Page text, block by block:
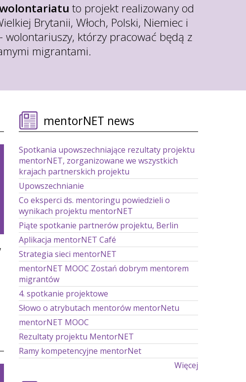
to projekt realizowany od
Brytanii, Włoch, Polski, Niemiec i
którzy pracować będą z
migrantami.
mentorNET news
Spotkania upowszechniające rezultaty projektu
mentorNET, zorganizowane we wszystkich
krajach partnerskich projektu
Upowszechnianie
Co eksperci ds. mentoringu powiedzieli o
wynikach projektu mentorNET
Piąte spotkanie partnerów projektu, Berlin
Aplikacja mentorNET Café
Strategia sieci mentorNET
mentorNET MOOC Zostań dobrym mentorem
migrantów
4. spotkanie projektowe
Słowo o atrybutach mentorów mentorNetu
mentorNET MOOC
Rezultaty projektu MentorNET
Ramy kompetencyjne mentorNet
Więcej